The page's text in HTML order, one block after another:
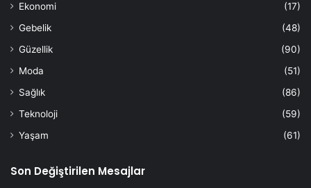
Ekonomi
(17)
Gebelik
(48)
Güzellik
(90)
Moda
(51)
Sağlık
(86)
Teknoloji
(59)
Yaşam
(61)
Son Değiştirilen Mesajlar